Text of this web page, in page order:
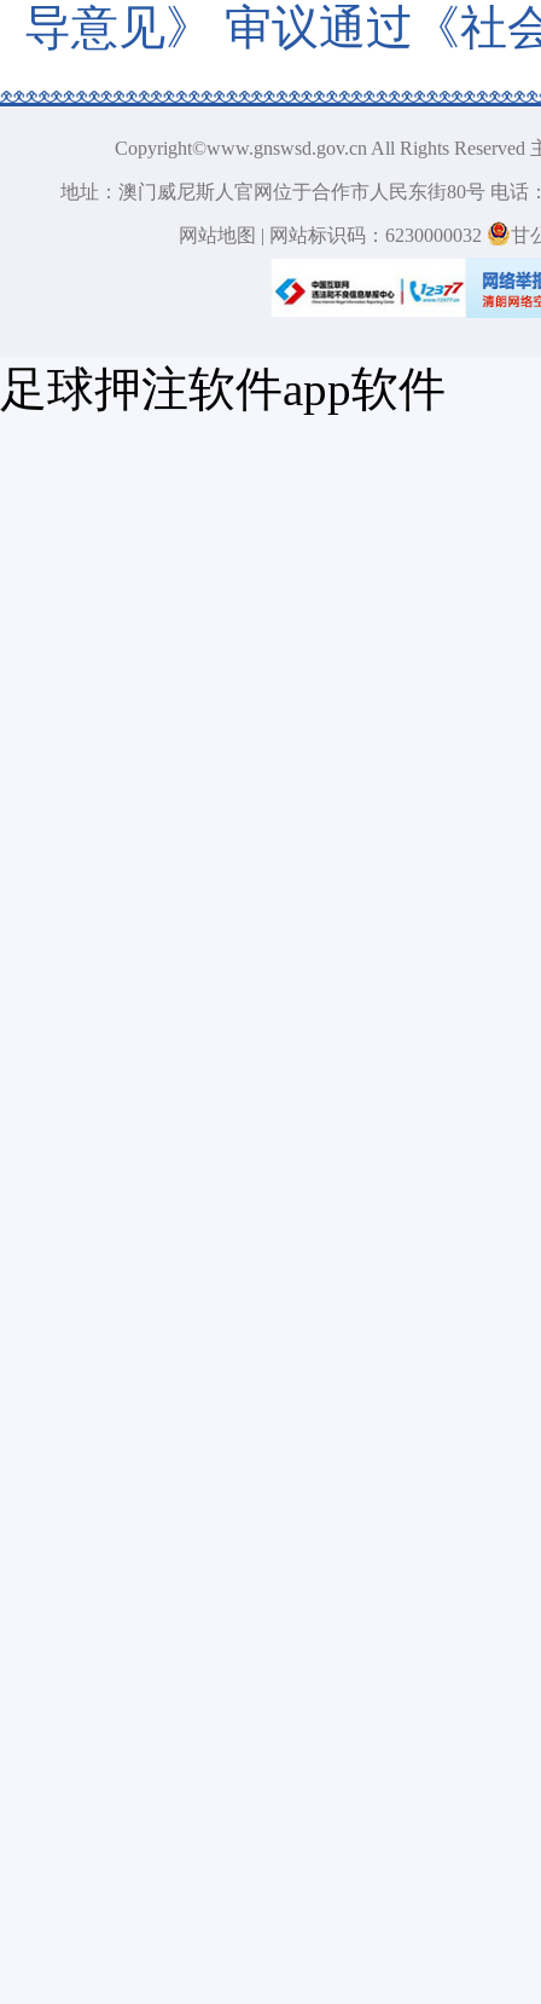
导意见》 审议通过《社
Copyright©www.gnswsd.gov.cn All Rights
地址：澳门威尼斯人官网位于合作市人民东街80号 电话
网站地图 | 网站标识码：6230000032 甘
足球押注软件app软件